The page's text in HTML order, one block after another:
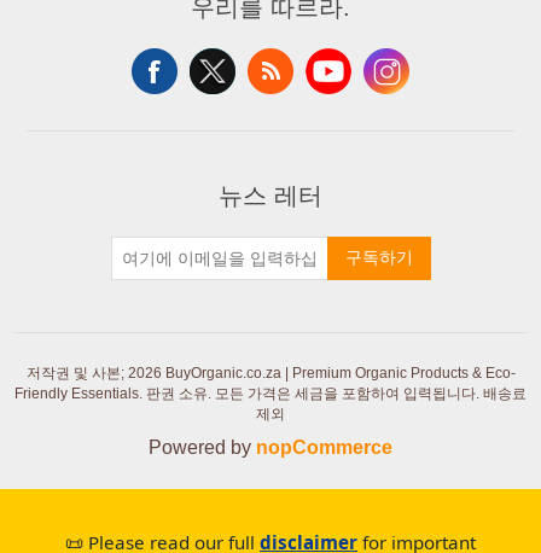
우리를 따르라.
뉴스 레터
구독하기
저작권 및 사본; 2026 BuyOrganic.co.za | Premium Organic Products & Eco-
Friendly Essentials. 판권 소유. 모든 가격은 세금을 포함하여 입력됩니다. 배송료
제외
Powered by nopCommerce
📜 Please read our full disclaimer for important